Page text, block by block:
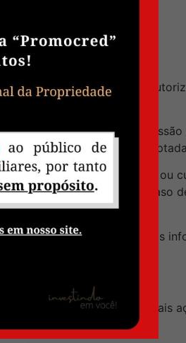
Lei;
pessoais de acessos não
que garante a
de maneira cifrada e
de hackers ou crackers, ou
comunicar o usuário em caso
podemos divulgar suas
pelo próprio usuário, tais